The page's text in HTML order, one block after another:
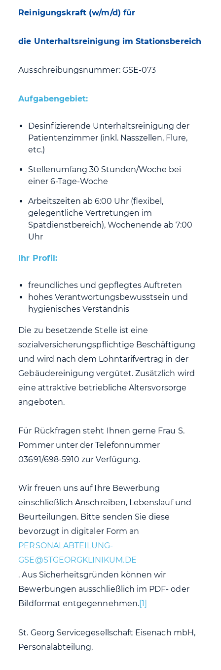
Reinigungskraft (w/m/d) für
die Unterhaltsreinigung im Stationsbereich
Ausschreibungsnummer: GSE-073
Aufgabengebiet:
Desinfizierende Unterhaltsreinigung der
Patientenzimmer (inkl. Nasszellen, Flure,
etc.)
Stellenumfang 30 Stunden/Woche bei
einer 6-Tage-Woche
Arbeitszeiten ab 6:00 Uhr (flexibel,
gelegentliche Vertretungen im
Spätdienstbereich), Wochenende ab 7:00
Uhr
Ihr Profil:
freundliches und gepflegtes Auftreten
hohes Verantwortungsbewusstsein und
hygienisches Verständnis
Die zu besetzende Stelle ist eine
sozialversicherungspflichtige Beschäftigung
und wird nach dem Lohntarifvertrag in der
Gebäudereinigung vergütet. Zusätzlich wird
eine attraktive betriebliche Altersvorsorge
angeboten.
Für Rückfragen steht Ihnen gerne Frau S.
Pommer unter der Telefonnummer
03691/698-5910 zur Verfügung.
Wir freuen uns auf Ihre Bewerbung
einschließlich Anschreiben, Lebenslauf und
Beurteilungen. Bitte senden Sie diese
bevorzugt in digitaler Form an
. Aus Sicherheitsgründen können wir
Bewerbungen ausschließlich im PDF- oder
Bildformat entgegennehmen.[1]
St. Georg Servicegesellschaft Eisenach mbH,
Personalabteilung,